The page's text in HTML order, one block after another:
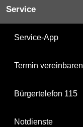
Service
Service-App
Termin vereinbaren
Bürgertelefon 115
Notdienste